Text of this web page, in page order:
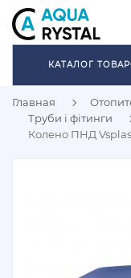
КАТАЛОГ
Главная
Труби і фітинги
Колено ПНД